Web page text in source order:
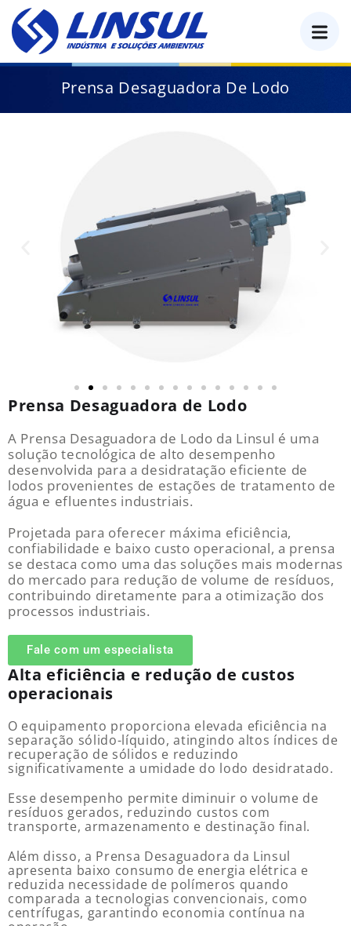
conteúdo
Prensa Desaguadora De Lodo
Prensa Desaguadora de Lodo
A Prensa Desaguadora de Lodo da Linsul é uma
solução tecnológica de alto desempenho
desenvolvida para a desidratação eficiente de
lodos provenientes de estações de tratamento de
água e efluentes industriais.
Projetada para oferecer máxima eficiência,
confiabilidade e baixo custo operacional, a prensa
se destaca como uma das soluções mais modernas
do mercado para redução de volume de resíduos,
contribuindo diretamente para a otimização dos
processos industriais.
Fale com um especialista
Alta eficiência e redução de custos
operacionais
O equipamento proporciona elevada eficiência na
separação sólido-líquido, atingindo altos índices de
recuperação de sólidos e reduzindo
significativamente a umidade do lodo desidratado.
Esse desempenho permite diminuir o volume de
resíduos gerados, reduzindo custos com
transporte, armazenamento e destinação final.
Além disso, a Prensa Desaguadora da Linsul
apresenta baixo consumo de energia elétrica e
reduzida necessidade de polímeros quando
comparada a tecnologias convencionais, como
centrífugas, garantindo economia contínua na